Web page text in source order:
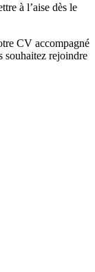
à l’aise dès le
CV accompagné
souhaitez rejoindre